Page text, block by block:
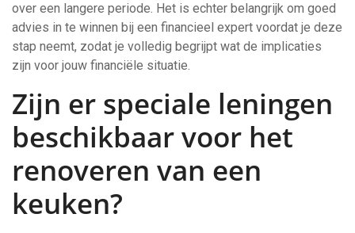
over een langere periode. Het is echter belangrijk om goed
advies in te winnen bij een financieel expert voordat je deze
stap neemt, zodat je volledig begrijpt wat de implicaties
zijn voor jouw financiële situatie.
Zijn er speciale leningen
beschikbaar voor het
renoveren van een
keuken?